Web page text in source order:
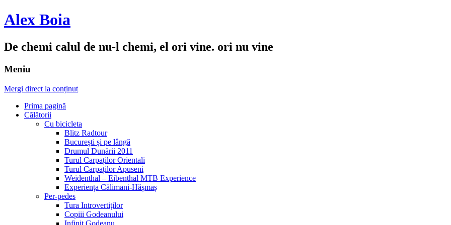
Alex Boia
De chemi calul de nu-l chemi, el ori vine. ori nu vine
Meniu
Mergi direct la conținut
Prima pagină
Călătorii
Cu bicicleta
Blitz Radtour
București și pe lângă
Drumul Dunării 2011
Turul Carpaților Orientali
Turul Carpaților Apuseni
Weidenthal – Eibenthal MTB Experience
Experiența Călimani-Hășmaș
Per-pedes
Tura Introvertiților
Copiii Godeanului
Infinit Godeanu